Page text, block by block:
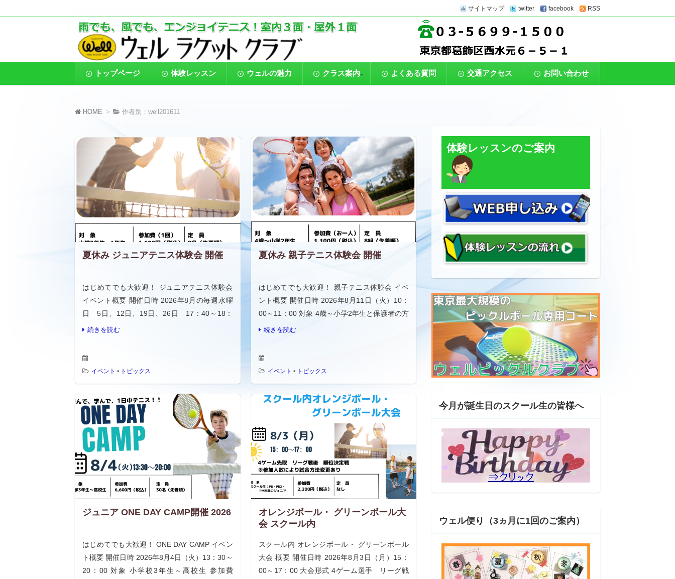
サイトマップ twitter facebook RSS
葛飾区金町のインドアテニススクール【ウェルラケットクラブ】
東京都葛飾区のインドアテニススクール。テニスをはじめてプレーする初心者から、大会での勝利を目指す上級者まで、幅広いレベルのクラスがありま
す。また、４歳からのキッズ、小中高生のジュニア、親子でテニス、80代までプレーするシニアと、楽しくプレーできる環境をご用意。
テ
トップページ 体験レッスン ウェルの魅力 クラス案内 よくある質問 交通アクセス お問い合わせ
HOME 作者別：well201611
夏休み ジュニアテニス体験会 開催
はじめてでも大歓迎！ ジュニアテニス体験会
イベント概要 開催日時 2026年8月の毎週水曜
日 5日、12日、19日、26日 17：40～18：
40 対象 小学3年生～6年生 参加費 1回 1,100円
続きを読む
イベント • トピックス
夏休み 親子テニス体験会 開催
はじめてでも大歓迎！ 親子テニス体験会 イベ
ント概要 開催日時 2026年8月11日（火）10：
00～11：00 対象 4歳～小学2年生と保護者の方
参加費 お一人様 1,100円（税込み） 定員 8名
続きを読む
イベント • トピックス
ジュニア ONE DAY CAMP開催 2026
はじめてでも大歓迎！ ONE DAY CAMP イベン
ト概要 開催日時 2026年8月4日（火）13：30～
20：00 対象 小学校3年生～高校生 参加費
オレンジボール・ グリーンボール大
会 スクール内
スクール内 オレンジボール・ グリーンボール
大会 概要 開催日時 2026年8月3日（月）15：
00～17：00 大会形式 4ゲーム選手 リーグ戦
体験レッスンのご案内
今月が誕生日のスクール生の皆様へ
ウェル便り（3ヵ月に1回のご案内）